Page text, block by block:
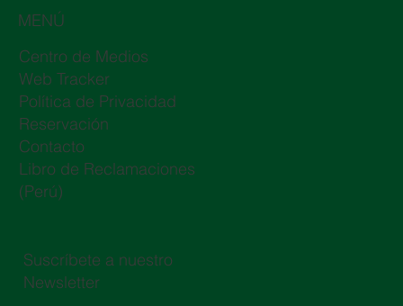
MENÚ
Centro de Medios
Web Tracker
Política de Privacidad
Reservación
Contacto
Libro de Reclamaciones
(Perú)
Suscríbete a nuestro
Newsletter